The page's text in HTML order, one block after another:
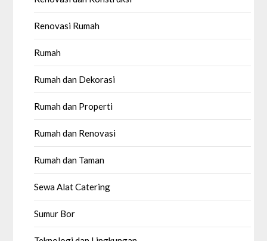
Renovasi Rumah
Rumah
Rumah dan Dekorasi
Rumah dan Properti
Rumah dan Renovasi
Rumah dan Taman
Sewa Alat Catering
Sumur Bor